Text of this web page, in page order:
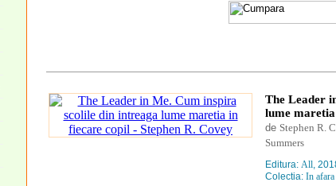
The Leader
lume
de Stephen R.
Summers
Editura: All,
Colectia: In